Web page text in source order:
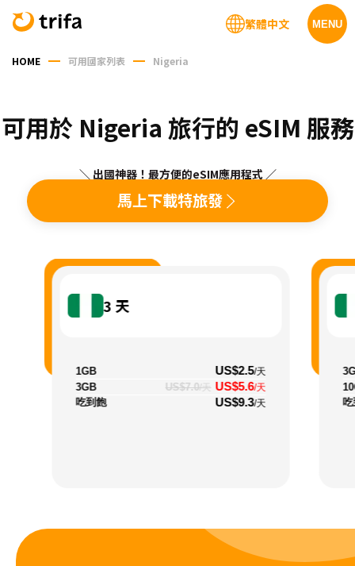
MENU
繁體中文
HOME 可用國家列表 Nigeria
可用於 Nigeria 旅行的 eSIM 服務
＼ 出國神器！最方便的eSIM應用程式 ／
馬上下載特旅發
3 天
1GB US$2.5/天
3GB US$7.0/天 US$5.6/天
吃到飽 US$9.3/天
吃